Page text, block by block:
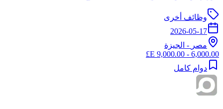
وظائف أخرى
2026-05-17
مصر - الجيزة
6,000.00 - 9,000.00 E£
دوام كامل